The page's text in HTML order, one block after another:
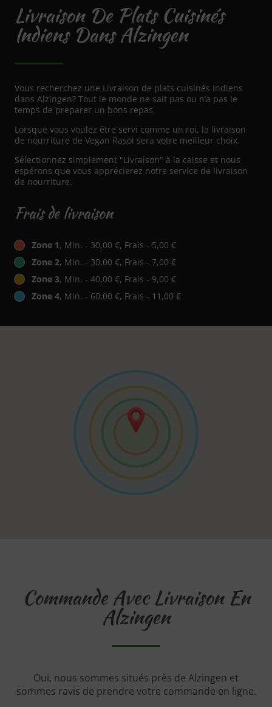
Livraison De Plats Cuisinés
Indiens Dans Alzingen
Vous recherchez une Livraison de plats cuisinés Indiens
dans Alzingen? Tout le monde ne sait pas ou n’a pas le
temps de preparer un bons repas.
Lorsque vous voulez être servi comme un roi, la livraison
de nourriture de Vegan Rasoi sera votre meilleur choix.
Sélectionnez simplement "Livraison" à la caisse et nous
espérons que vous apprécierez notre service de livraison
de nourriture.
Frais de livraison
Zone 1, Min. - 30,00 €, Frais - 5,00 €
Zone 2, Min. - 30,00 €, Frais - 7,00 €
Zone 3, Min. - 40,00 €, Frais - 9,00 €
Zone 4, Min. - 60,00 €, Frais - 11,00 €
Commande Avec Livraison En
Alzingen
Oui, nous sommes situés près de Alzingen et
sommes ravis de prendre votre commande en ligne.